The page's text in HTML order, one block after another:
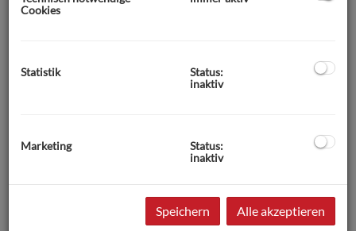
Margarethen am Berg
ca. 155 m2 Wohnfläche auf 2 Ebenen zzgl. 63 m2 Keller
Cookies
Statistik
Status:
inaktiv
Marketing
Status:
inaktiv
Speichern Alle akzeptieren